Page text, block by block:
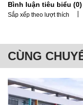
Bình luận tiêu biểu (0)
Sắp xếp theo lượt thích |
CÙNG